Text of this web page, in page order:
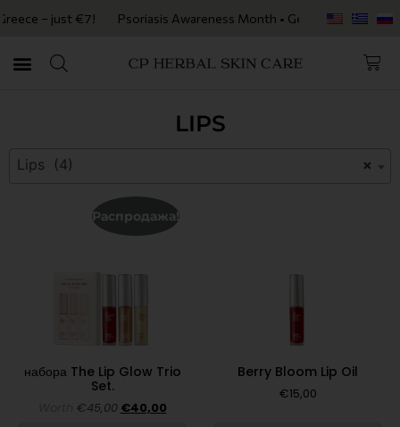
– just €7! Psoriasis Awareness Month • Get 20% OFF with
LIPS
×
Lips (4)
Распродажа!
набора The Lip Glow Trio
Set.
€45,00 €40,00
Berry Bloom Lip Oil
€15,00